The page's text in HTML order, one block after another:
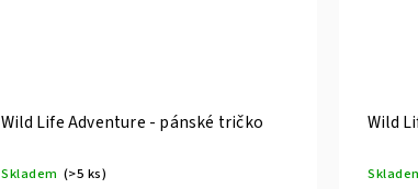
Wild Life Adventure - pánské tričko
Skladem (>5 ks)
Wild